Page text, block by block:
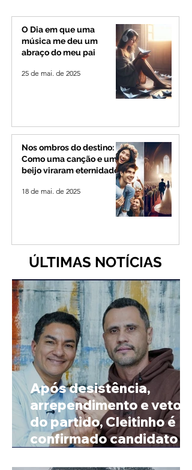
Paranaíba
O Dia em que uma
música me deu um
abraço do meu pai
25 de mai. de 2025
Nos ombros do destino:
Como uma canção e um
beijo viraram eternidade
18 de mai. de 2025
ÚLTIMAS NOTÍCIAS
Após desistência,
arrependimento e veto
do partido, Cleitinho é
confirmado candidato ao